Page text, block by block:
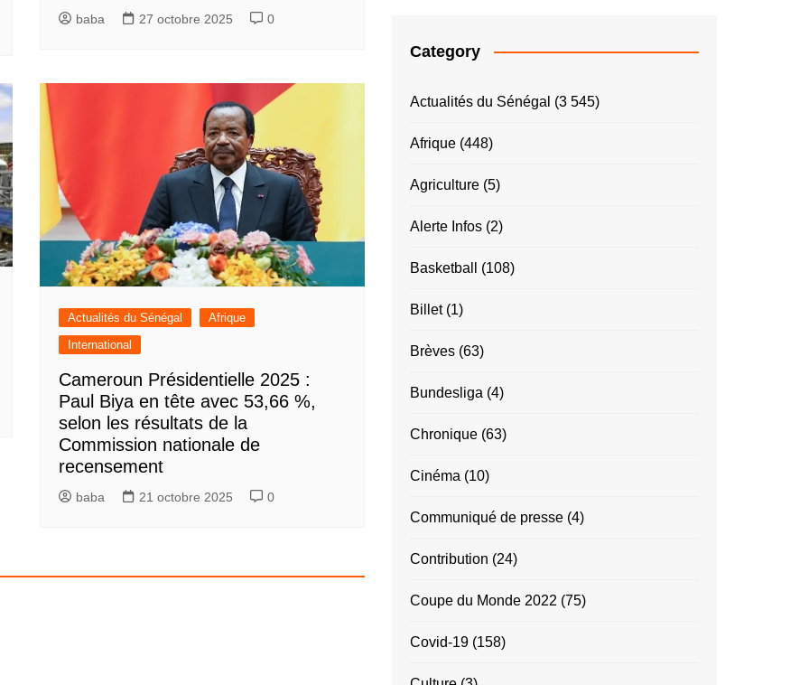
baba 27 octobre 2025 0
Actualités du Sénégal
Afrique
International
Cameroun Présidentielle 2025 :
Paul Biya en tête avec 53,66 %,
selon les résultats de la
Commission nationale de
recensement
baba 21 octobre 2025 0
Category
Actualités du Sénégal (3 545)
Afrique (448)
Agriculture (5)
Alerte Infos (2)
Basketball (108)
Billet(1)
Brèves (63)
Bundesliga (4)
Chronique (63)
Cinéma (10)
Communiqué de presse (4)
Contribution (24)
Coupe du Monde 2022 (75)
Covid-19 (158)